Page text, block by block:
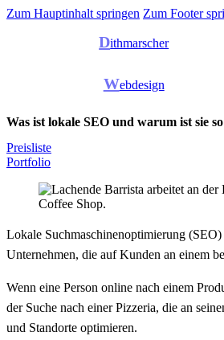
Zum Hauptinhalt springen Zum Footer
Dithmarscher
Webdesign
Was ist lokale SEO und warum ist sie
Preisliste
Portfolio
Lokale Suchmaschinenoptimierung
Unternehmen, die auf Kunden an einem
Wenn eine Person online nach einem
der Suche nach einer Pizzeria, die an
und Standorte optimieren.